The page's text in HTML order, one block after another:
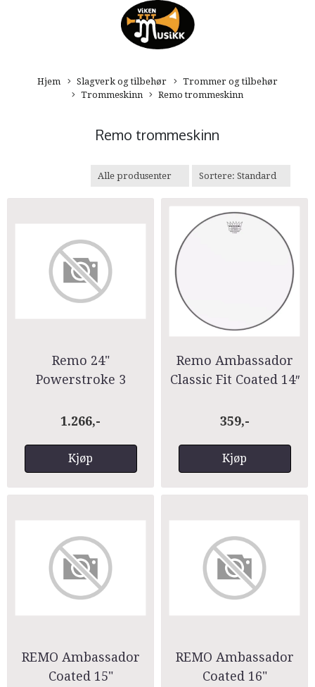
Hjem Slagverk og tilbehør
Trommer og tilbehør
Trommeskinn
Remo trommeskinn
Remo trommeskinn
Remo 24"
Powerstroke 3
1.266,-
Kjøp
Remo Ambassador
Classic Fit Coated 14″
359,-
Kjøp
REMO Ambassador
Coated 15"
REMO Ambassador
Coated 16"